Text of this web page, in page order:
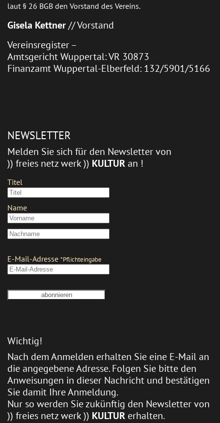
laut § 26 BGB den Vorstand des Vereins.
Gisela Kettner// Vorstand
Vereinsregister –
Amtsgericht Wuppertal: VR 30873
Finanzamt Wuppertal-Elberfeld: 132/5901/5166
NEWSLETTER
Melden Sie sich für den Newsletter von
)) freies netz werk )) KULTURan !
Wichtig!
Nach dem Anmelden erhalten Sie eine E-Mail an
die angegebene Adresse. Folgen Sie bitte den
Anweisungen in dieser Nachricht und bestätigen
Sie damit Ihre Anmeldung.
Nur so werden Sie zukünftig den Newsletter von
)) freies netz werk )) KULTUR erhalten.